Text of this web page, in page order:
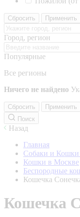
Сбросить Применить
Город, регион
Популярные
Все регионы
Ничего не найдено
Сбросить
Применить
Поиск
Назад
Главная
Собаки и
Кошки в Москве
Беспородные
Кошечка
Кошечка